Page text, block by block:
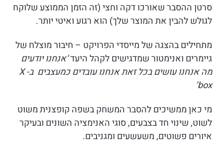
סרטן ההסבר שאורכו דקה וחצי (זה הזמן הממוצע שלוקח
לגולש להבין את המוצר שלך) הוא רגוע ואיטי יותר.
מתחילים בהצגה של מייסדי הפרויקט – חיבור מוצלח של
גיימרים ואנימטור שמדגישים לקהל היעד‘אנחנו יודעים
מה אנחנו עושים בכל זאת אנחנו עובדים כמעצבים ב- X
box’
מי כאן ממשיכים להסבר המשחק בשפה קופצנית משוט
לשוט, שינוי חד בצבעים, סוגי האנימציה השונים ובעיקר
איורים פשוטים, משעשעים ומגניבים.